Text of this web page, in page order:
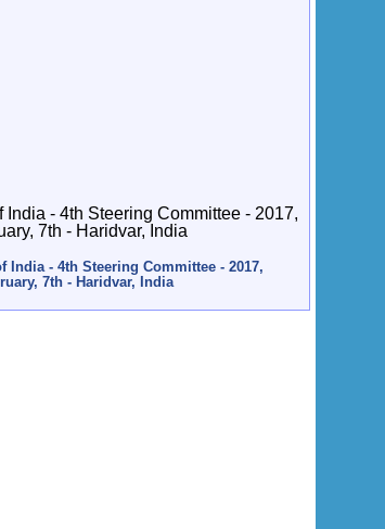
India - 4th Steering Committee - 2017,
7th - Haridvar, India